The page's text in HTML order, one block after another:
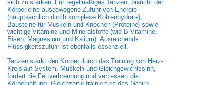
sich zu stärken. Für regelmäßiges Tanzen, braucht der
Körper eine ausgewogene Zufuhr von Energie
(hauptsächlich durch komplexe Kohlenhydrate),
Bausteine für Muskeln und Knochen (Proteine) sowie
wichtige Vitamine und Mineralstoffe (wie B-Vitamine,
Eisen, Magnesium und Kalium). Ausreichende
Flüssigkeitszufuhr ist ebenfalls essenziell.
Tanzen stärkt den Körper durch das Training von Herz-
Kreislauf-System, Muskeln und Gleichgewichtssinn,
fördert die Fettverbrennung und verbessert die
Körperhaltung. Gleichzeitig trainiert es das Gehirn,